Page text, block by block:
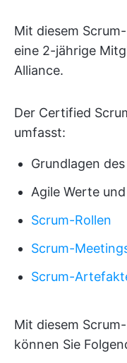
Mit diesem
eine 2-jährige
Alliance.
Der Certified
umfasst:
Grundlagen
Agile Werte
Scrum-Rollen
Scrum-
Scrum-
Mit diesem
können Sie